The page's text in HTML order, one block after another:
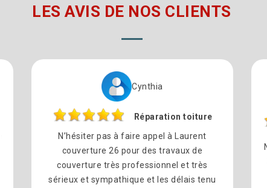
LES AVIS DE NOS CLIENTS
Cynthia
Réparation toiture
N’hésiter pas à faire appel à Laurent
couverture 26 pour des travaux de
couverture très professionnel et très
sérieux et sympathique et les délais tenu